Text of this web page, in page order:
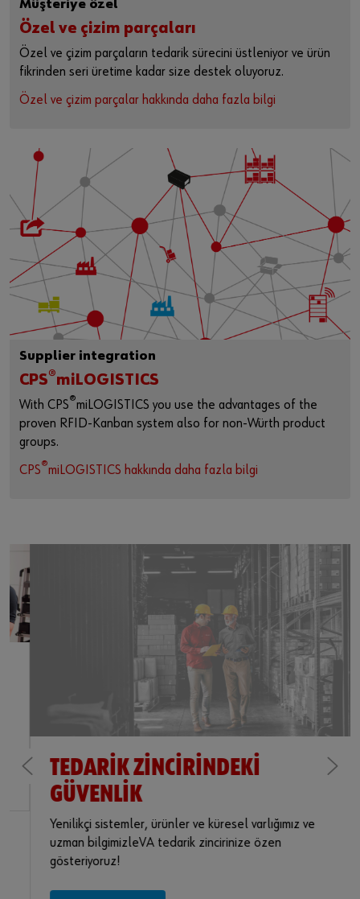
Müşteriye özel
Özel ve çizim parçaları
Özel ve çizim parçaların tedarik sürecini üstleniyor ve ürün
fikrinden seri üretime kadar size destek oluyoruz.
Özel ve çizim parçalar hakkında daha fazla bilgi
Supplier integration
CPS®miLOGISTICS
With CPS®miLOGISTICS you use the advantages of the
proven RFID-Kanban system also for non-Würth product
groups.
CPS®miLOGISTICS hakkında daha fazla bilgi
TEDARIK ZINCIRINDEKI
GÜVENLIK
Yenilikçi sistemler, ürünler ve küresel varlığımız ve
uzman bilgimizleVA tedarik zincirinize özen
gösteriyoruz!